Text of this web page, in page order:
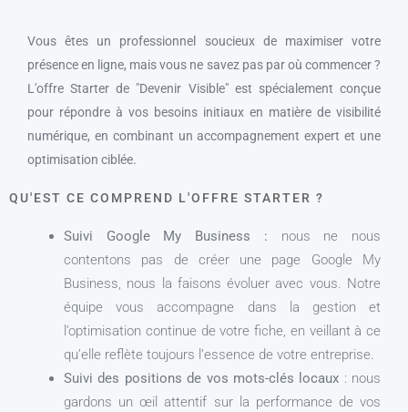
Vous êtes un professionnel soucieux de maximiser votre
présence en ligne, mais vous ne savez pas par où commencer ?
L'offre Starter de "Devenir Visible" est spécialement conçue
pour répondre à vos besoins initiaux en matière de visibilité
numérique, en combinant un accompagnement expert et une
optimisation ciblée.
QU'EST CE COMPREND L'OFFRE STARTER ?
Suivi Google My Business : nous ne nous
contentons pas de créer une page Google My
Business, nous la faisons évoluer avec vous. Notre
équipe vous accompagne dans la gestion et
l’optimisation continue de votre fiche, en veillant à ce
qu’elle reflète toujours l’essence de votre entreprise.
Suivi des positions de vos mots-clés locaux : nous
gardons un œil attentif sur la performance de vos